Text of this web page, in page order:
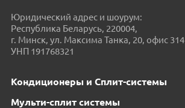
Юридический адрес и шоурум:
Республика Беларусь, 220004,
г. Минск, ул. Максима Танка, 20, офис 314
УНП 191768321
Кондиционеры и Сплит-системы
Мульти-сплит системы